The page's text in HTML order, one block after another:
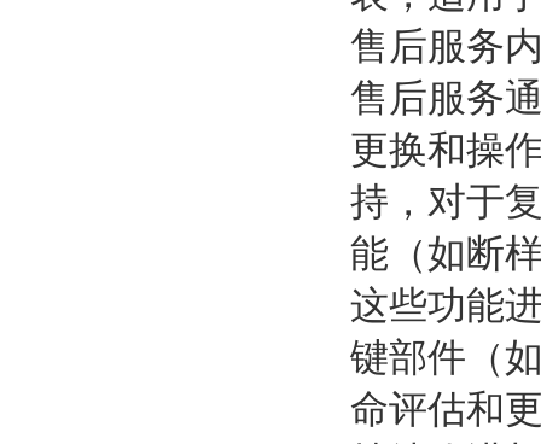
售后服务
售后服务
更换和操
持，对于
能（如断
这些功能
键部件（
命评估和